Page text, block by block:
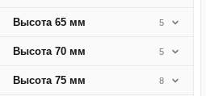
Высота 65 мм 5
Высота 70 мм 5
Высота 75 мм 8